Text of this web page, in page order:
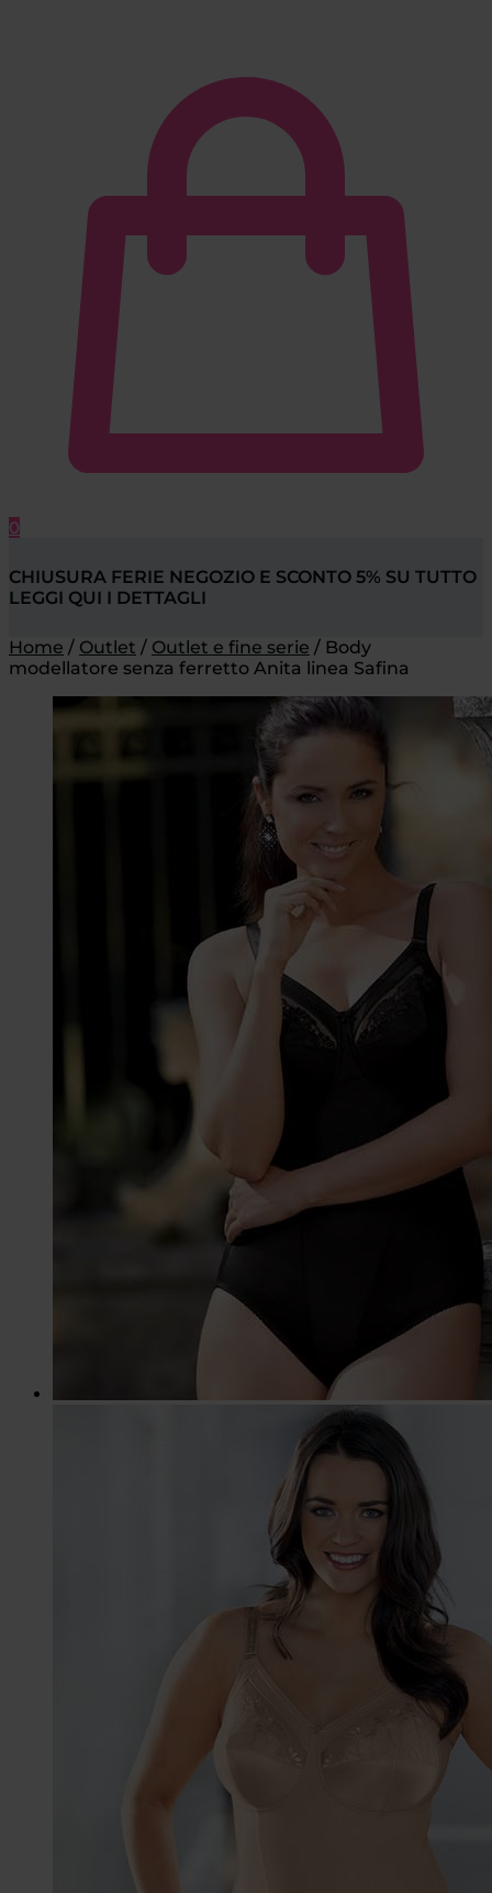
0
CHIUSURA FERIE NEGOZIO E SCONTO 5% SU TUTTO
LEGGI QUI I DETTAGLI
Home / Outlet / Outlet e fine serie / Body
modellatore senza ferretto Anita linea Safina